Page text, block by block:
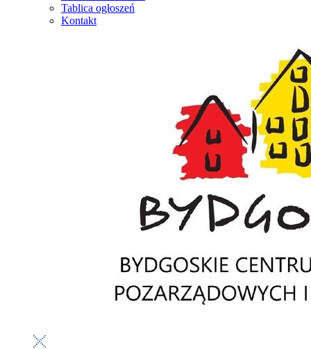
Tablica ogłoszeń
Kontakt